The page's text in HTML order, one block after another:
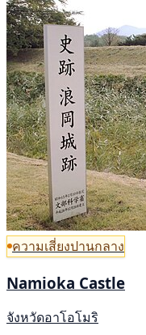
ความเสี่ยงปานกลาง
Namioka Castle
จังหวัดอาโอโมริ